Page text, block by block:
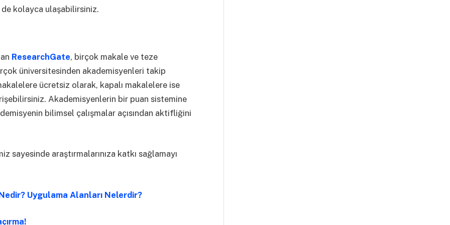
kolayca ulaşabilirsiniz.
ResearchGate, birçok makale ve teze
üniversitesinden akademisyenleri takip
ücretsiz olarak, kapalı makalelere ise
Akademisyenlerin bir puan sistemine
bilimsel çalışmalar açısından aktifliğini
sayesinde araştırmalarınıza katkı sağlamayı
Uygulama Alanları Nelerdir?